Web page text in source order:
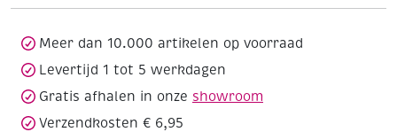
aantal
Meer dan 10.000 artikelen op voorraad
Levertijd 1 tot 5 werkdagen
Gratis afhalen in onze showroom
Verzendkosten € 6,95